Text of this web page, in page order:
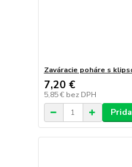
Zaváracie poháre s
7,20 €
5,85 € bez DPH